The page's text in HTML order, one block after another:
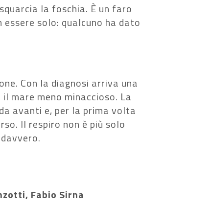
la foschia. È un faro
solo: qualcuno ha dato
Con la diagnosi arriva una
mare meno minaccioso. La
avanti e, per la prima volta
Il respiro non è più solo
Fabio Sirna